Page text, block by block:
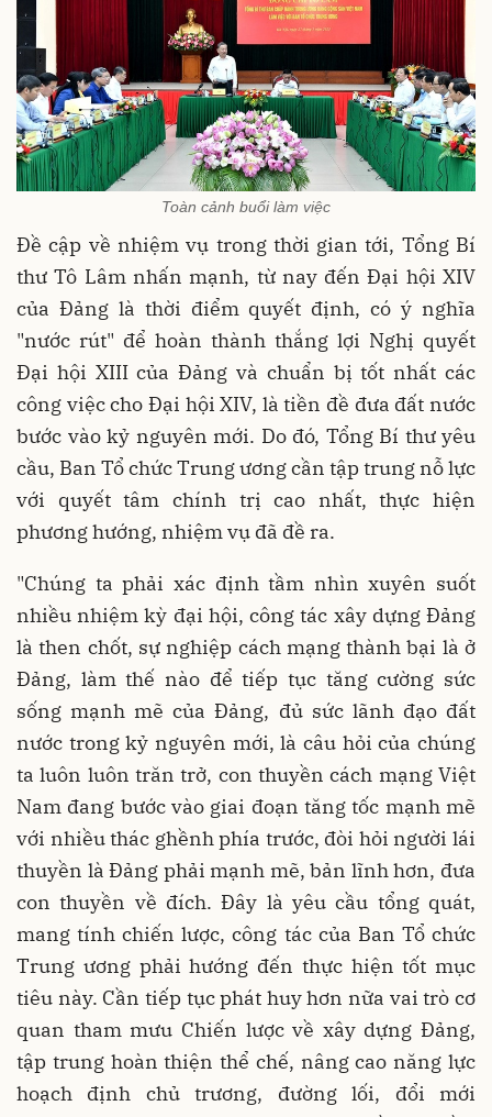
Toàn cảnh buổi làm việc
Đề cập về nhiệm vụ trong thời gian tới, Tổng Bí
thư Tô Lâm nhấn mạnh, từ nay đến Đại hội XIV
của Đảng là thời điểm quyết định, có ý nghĩa
"nước rút" để hoàn thành thắng lợi Nghị quyết
Đại hội XIII của Đảng và chuẩn bị tốt nhất các
công việc cho Đại hội XIV, là tiền đề đưa đất nước
bước vào kỷ nguyên mới. Do đó, Tổng Bí thư yêu
cầu, Ban Tổ chức Trung ương cần tập trung nỗ lực
với quyết tâm chính trị cao nhất, thực hiện
phương hướng, nhiệm vụ đã đề ra.
"Chúng ta phải xác định tầm nhìn xuyên suốt
nhiều nhiệm kỳ đại hội, công tác xây dựng Đảng
là then chốt, sự nghiệp cách mạng thành bại là ở
Đảng, làm thế nào để tiếp tục tăng cường sức
sống mạnh mẽ của Đảng, đủ sức lãnh đạo đất
nước trong kỷ nguyên mới, là câu hỏi của chúng
ta luôn luôn trăn trở, con thuyền cách mạng Việt
Nam đang bước vào giai đoạn tăng tốc mạnh mẽ
với nhiều thác ghềnh phía trước, đòi hỏi người lái
thuyền là Đảng phải mạnh mẽ, bản lĩnh hơn, đưa
con thuyền về đích. Đây là yêu cầu tổng quát,
mang tính chiến lược, công tác của Ban Tổ chức
Trung ương phải hướng đến thực hiện tốt mục
tiêu này. Cần tiếp tục phát huy hơn nữa vai trò cơ
quan tham mưu Chiến lược về xây dựng Đảng,
tập trung hoàn thiện thể chế, nâng cao năng lực
hoạch định chủ trương, đường lối, đổi mới